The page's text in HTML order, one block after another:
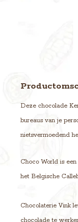
Deze chocolade
bureaus van je
nietsvermoedend
Choco World is
het Belgische
Chocolaterie Vink
chocolade te